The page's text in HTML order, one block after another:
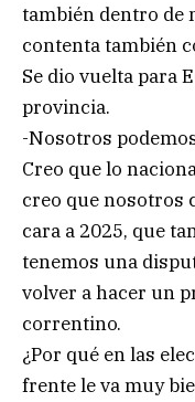
también dentro de
contenta también
Se dio vuelta para
provincia.
-Nosotros
Creo que lo
creo que nosotros
cara a 2025, que
tenemos una
volver a hacer un
correntino.
¿Por qué en las
frente le va muy